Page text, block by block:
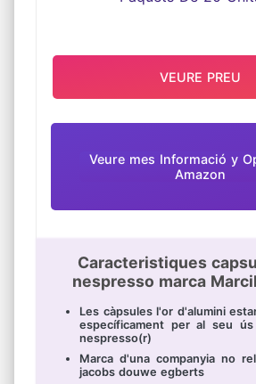
Veure mes Informació y
Amazon
Caracteristiques
nespresso marca
Les càpsules l'or d'alumini
específicament per al seu
nespresso(r)
Marca d'una companyia no
jacobs douwe egberts
VEURE PREU